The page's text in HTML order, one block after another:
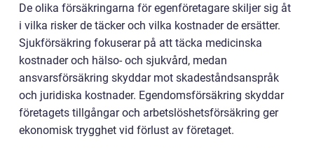
De olika försäkringarna för egenföretagare skiljer sig åt
i vilka risker de täcker och vilka kostnader de ersätter.
Sjukförsäkring fokuserar på att täcka medicinska
kostnader och hälso- och sjukvård, medan
ansvarsförsäkring skyddar mot skadeståndsanspråk
och juridiska kostnader. Egendomsförsäkring skyddar
företagets tillgångar och arbetslöshetsförsäkring ger
ekonomisk trygghet vid förlust av företaget.